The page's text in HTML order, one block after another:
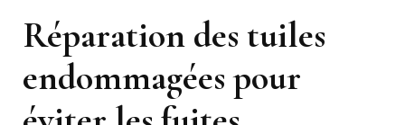
Réparation des tuiles
endommagées pour